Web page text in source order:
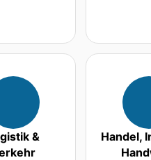
&
Handel,